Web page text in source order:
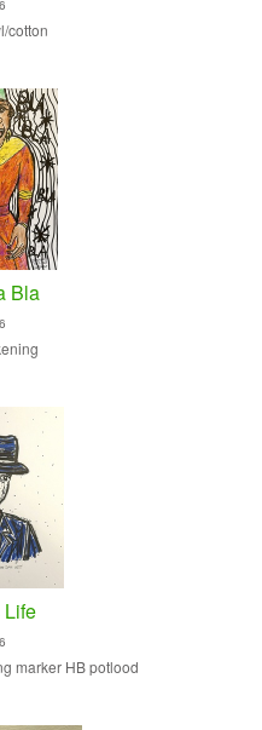
cotton
Bla
Life
marker HB potlood